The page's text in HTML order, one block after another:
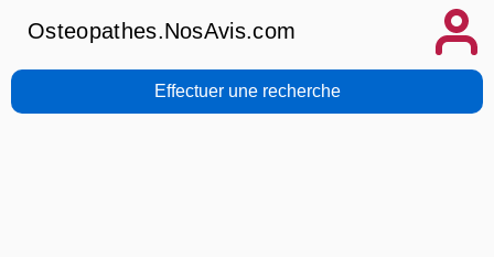
Osteopathes.NosAvis.com
Effectuer une recherche